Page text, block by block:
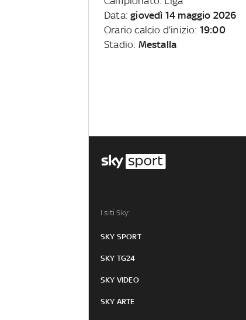
Data:giovedì 14 maggio 2026
Orario calcio d’inizio: 19:00
Stadio: Mestalla
I siti Sky:
SKY SPORT
SKY TG24
SKY VIDEO
SKY ARTE